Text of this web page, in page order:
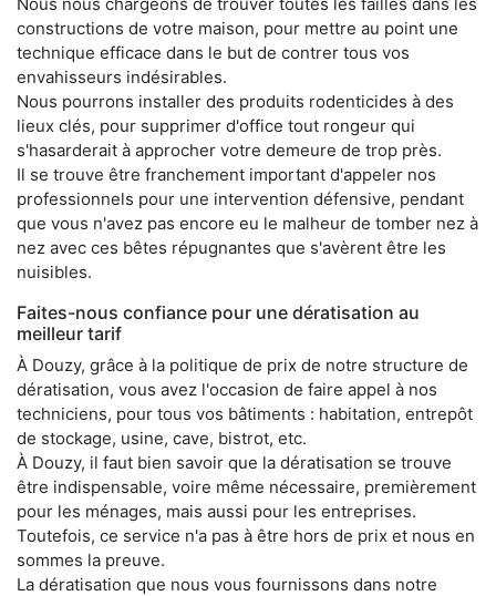
constructions de votre maison, pour mettre au point une
technique efficace dans le but de contrer tous vos
envahisseurs indésirables.
Nous pourrons installer des produits rodenticides à des
lieux clés, pour supprimer d'office tout rongeur qui
s'hasarderait à approcher votre demeure de trop près.
Il se trouve être franchement important d'appeler nos
professionnels pour une intervention défensive, pendant
que vous n'avez pas encore eu le malheur de tomber nez à
nez avec ces bêtes répugnantes que s'avèrent être les
nuisibles.
Faites-nous confiance pour une dératisation au
meilleur tarif
À Douzy, grâce à la politique de prix de notre structure de
dératisation, vous avez l'occasion de faire appel à nos
techniciens, pour tous vos bâtiments : habitation, entrepôt
de stockage, usine, cave, bistrot, etc.
À Douzy, il faut bien savoir que la dératisation se trouve
être indispensable, voire même nécessaire, premièrement
pour les ménages, mais aussi pour les entreprises.
Toutefois, ce service n'a pas à être hors de prix et nous en
sommes la preuve.
La dératisation que nous vous fournissons dans notre